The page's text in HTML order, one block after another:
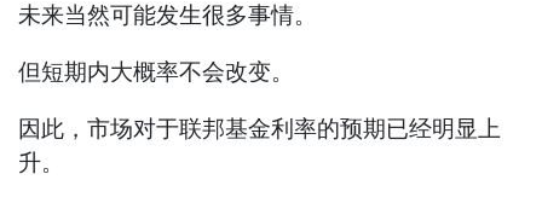
未来当然可能发生很多事情。
但短期内大概率不会改变。
因此，市场对于联邦基金利率的预期已经明显上
升。